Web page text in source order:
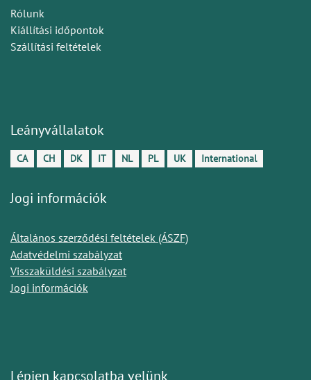
Rólunk
Kiállítási időpontok
Szállítási feltételek
Leányvállalatok
CA CH DK IT NL PL UK International
Jogi információk
Általános szerződési feltételek (ÁSZF)
Adatvédelmi szabályzat
Visszaküldési szabályzat
Jogi információk
Lépjen kapcsolatba velünk